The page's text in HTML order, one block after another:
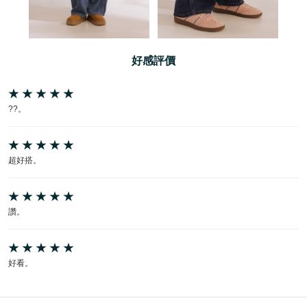
好感評價
??。
超好搭。
讚。
好看。